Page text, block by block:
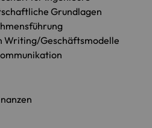
Grundlagen
Writing/Geschäftsmodelle